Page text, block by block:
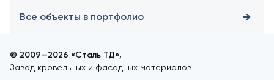
Все объекты в портфолио
© 2009—2026 «Сталь ТД»,
Завод кровельных и фасадных материалов